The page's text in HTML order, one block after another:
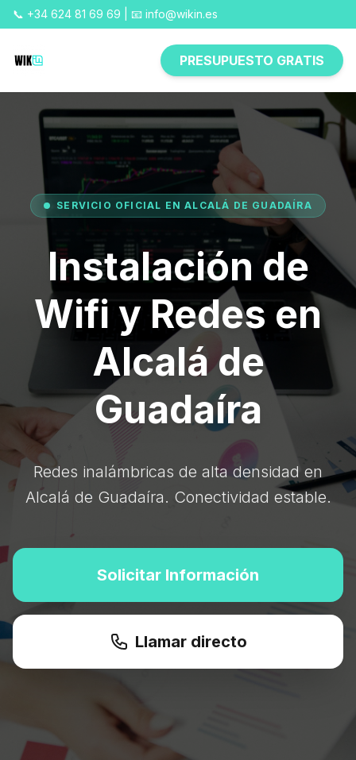
📞 +34 624 81 69 69 | 📧 info@wikin.es
PRESUPUESTO GRATIS
SERVICIO OFICIAL EN ALCALÁ DE GUADAÍRA
Instalación de
Wifi y Redes en
Alcalá de
Guadaíra
Redes inalámbricas de alta densidad en
Alcalá de Guadaíra. Conectividad estable.
Solicitar Información
Llamar directo